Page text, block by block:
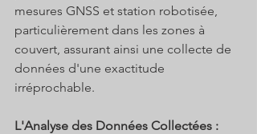
mesures GNSS et station robotisée,
particulièrement dans les zones à
couvert, assurant ainsi une collecte de
données d'une exactitude
irréprochable.
L'Analyse des Données Collectées :